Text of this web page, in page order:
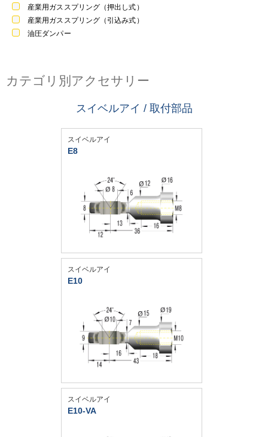
産業用ガススプリング（押出し式）
産業用ガススプリング（引込み式）
油圧ダンパー
カテゴリ別アクセサリー
スイベルアイ / 取付部品
スイベルアイ
E8
スイベルアイ
E10
スイベルアイ
E10-VA